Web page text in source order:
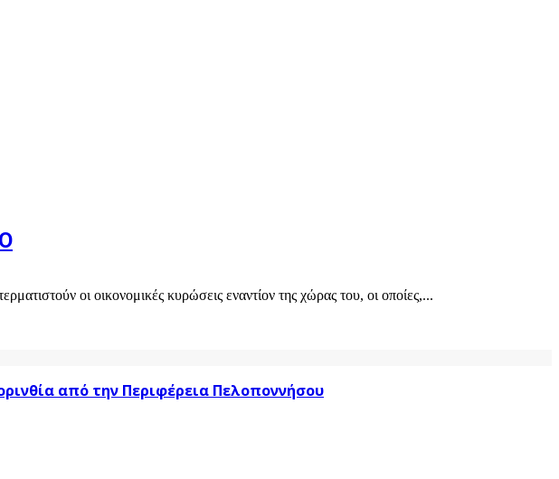
οι οικονομικές κυρώσεις εναντίον της χώρας του, οι οποίες,...
από την Περιφέρεια Πελοποννήσου